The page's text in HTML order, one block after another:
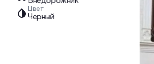
Цвет
Черный